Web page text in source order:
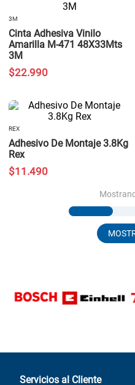
3M
Cinta Adhesiva Vinilo
Amarilla M-471 48X33Mts
3M
$22.990
REX
Adhesivo De Montaje 3.8Kg
Rex
$11 .490
Servicios al Cliente